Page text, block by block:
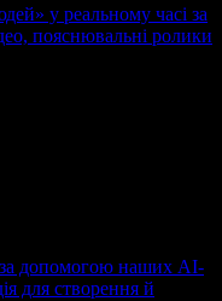
у реальному часі за
пояснювальні ролики
за допомогою наших AI-
для створення й